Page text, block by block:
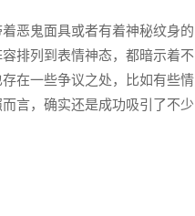
恶鬼面具或者有着神秘纹身的
排列到表情神态，都暗示着不
在一些争议之处，比如有些情
言，确实还是成功吸引了不少